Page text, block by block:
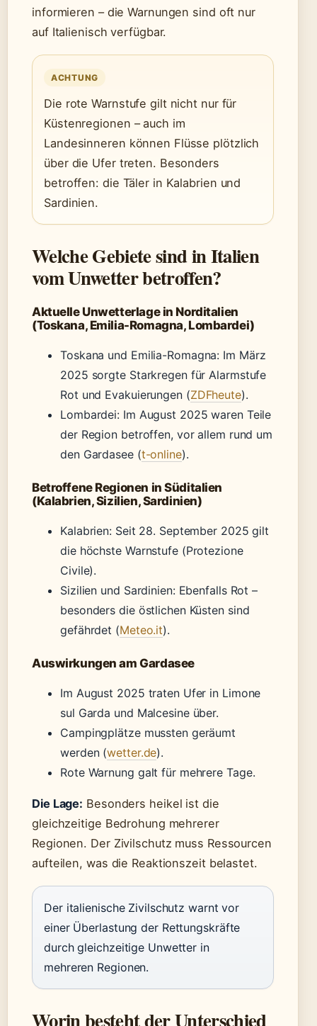
informieren – die Warnungen sind oft nur
auf Italienisch verfügbar.
ACHTUNG
Die rote Warnstufe gilt nicht nur für
Küstenregionen – auch im
Landesinneren können Flüsse plötzlich
über die Ufer treten. Besonders
betroffen: die Täler in Kalabrien und
Sardinien.
Welche Gebiete sind in Italien
vom Unwetter betroffen?
Aktuelle Unwetterlage in Norditalien
(Toskana, Emilia-Romagna, Lombardei)
Toskana und Emilia-Romagna: Im März
2025 sorgte Starkregen für Alarmstufe
Rot und Evakuierungen (ZDFheute).
Lombardei: Im August 2025 waren Teile
der Region betroffen, vor allem rund um
den Gardasee (t-online).
Betroffene Regionen in Süditalien
(Kalabrien, Sizilien, Sardinien)
Kalabrien: Seit 28. September 2025 gilt
die höchste Warnstufe (Protezione
Civile).
Sizilien und Sardinien: Ebenfalls Rot –
besonders die östlichen Küsten sind
gefährdet (Meteo.it).
Auswirkungen am Gardasee
Im August 2025 traten Ufer in Limone
sul Garda und Malcesine über.
Campingplätze mussten geräumt
werden (wetter.de).
Rote Warnung galt für mehrere Tage.
Die Lage: Besonders heikel ist die
gleichzeitige Bedrohung mehrerer
Regionen. Der Zivilschutz muss Ressourcen
aufteilen, was die Reaktionszeit belastet.
Der italienische Zivilschutz warnt vor
einer Überlastung der Rettungskräfte
durch gleichzeitige Unwetter in
mehreren Regionen.
Worin besteht der Unterschied